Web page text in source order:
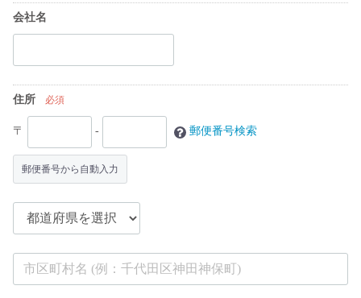
会社名
住所 必須
〒 - 郵便番号検索
郵便番号から自動入力